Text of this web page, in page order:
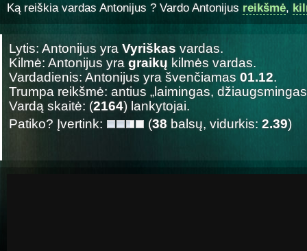
Ką reiškia vardas Antonijus ? Vardo Antonijus reikšmė,
Lytis: Antonijus yra Vyriškas vardas.
Kilmė: Antonijus yra graikų kilmės vardas.
Vardadienis: Antonijus yra švenčiamas 01.12.
Trumpa reikšmė: antius „laimingas,
Vardą skaitė: (2164) lankytojai.
Patiko? Įvertink:
(38 balsų, vidurkis: 2.39)